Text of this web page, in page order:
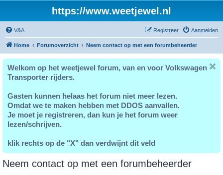
https://www.weetjewel.nl
V&A Aanmelden
Registreer
Home Forumoverzicht Neem contact op met een forumbeheerder
Welkom op het weetjewel forum, van en voor Volkswagen
Transporter rijders.
Gasten kunnen helaas het forum niet meer lezen.
Omdat we te maken hebben met DDOS aanvallen.
Je moet je registreren, dan kun je het forum weer
lezen/schrijven.
klik rechts op de "X" dan verdwijnt dit veld
Neem contact op met een forumbeheerder